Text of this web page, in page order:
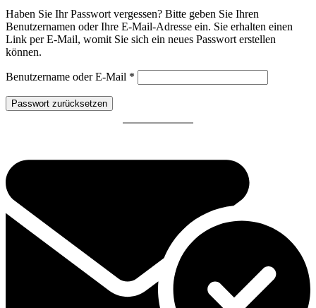
Haben Sie Ihr Passwort vergessen? Bitte geben Sie Ihren
Benutzernamen oder Ihre E-Mail-Adresse ein. Sie erhalten einen
Link per E-Mail, womit Sie sich ein neues Passwort erstellen
können.
Benutzername oder E-Mail *
Passwort zurücksetzen